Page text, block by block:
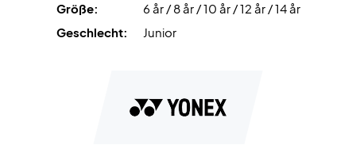
Farbe: Dunkelblau, Grau und Weiß.
Material: 100 % Polyester.
Größe:
6 år / 8 år / 10 år / 12 år / 14 år
Geschlecht:
Junior